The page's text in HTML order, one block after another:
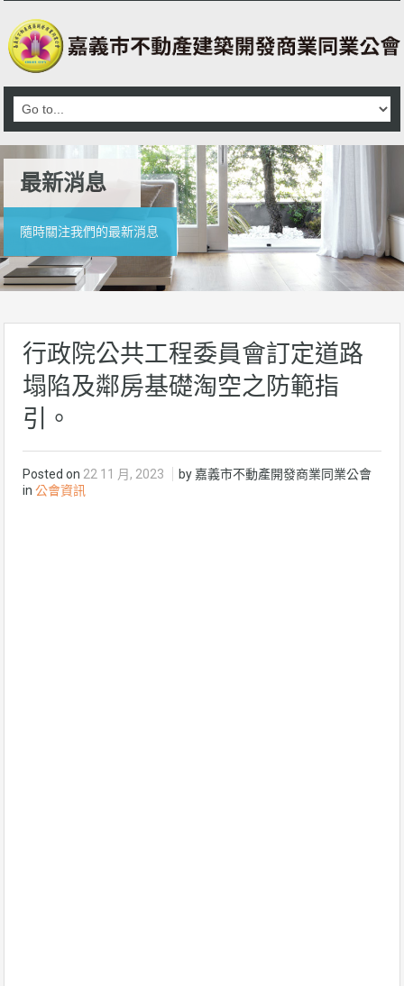
最新消息
隨時關注我們的最新消息
行政院公共工程委員會訂定道路
塌陷及鄰房基礎淘空之防範指
引。
Posted on 22 11 月, 2023
by 嘉義市不動產開發商業同業公會
in 公會資訊